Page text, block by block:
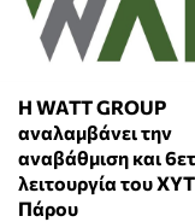
Η WATT GROUP
αναλαμβάνει την
αναβάθμιση και
λειτουργία του ΧΥΤ
Πάρου